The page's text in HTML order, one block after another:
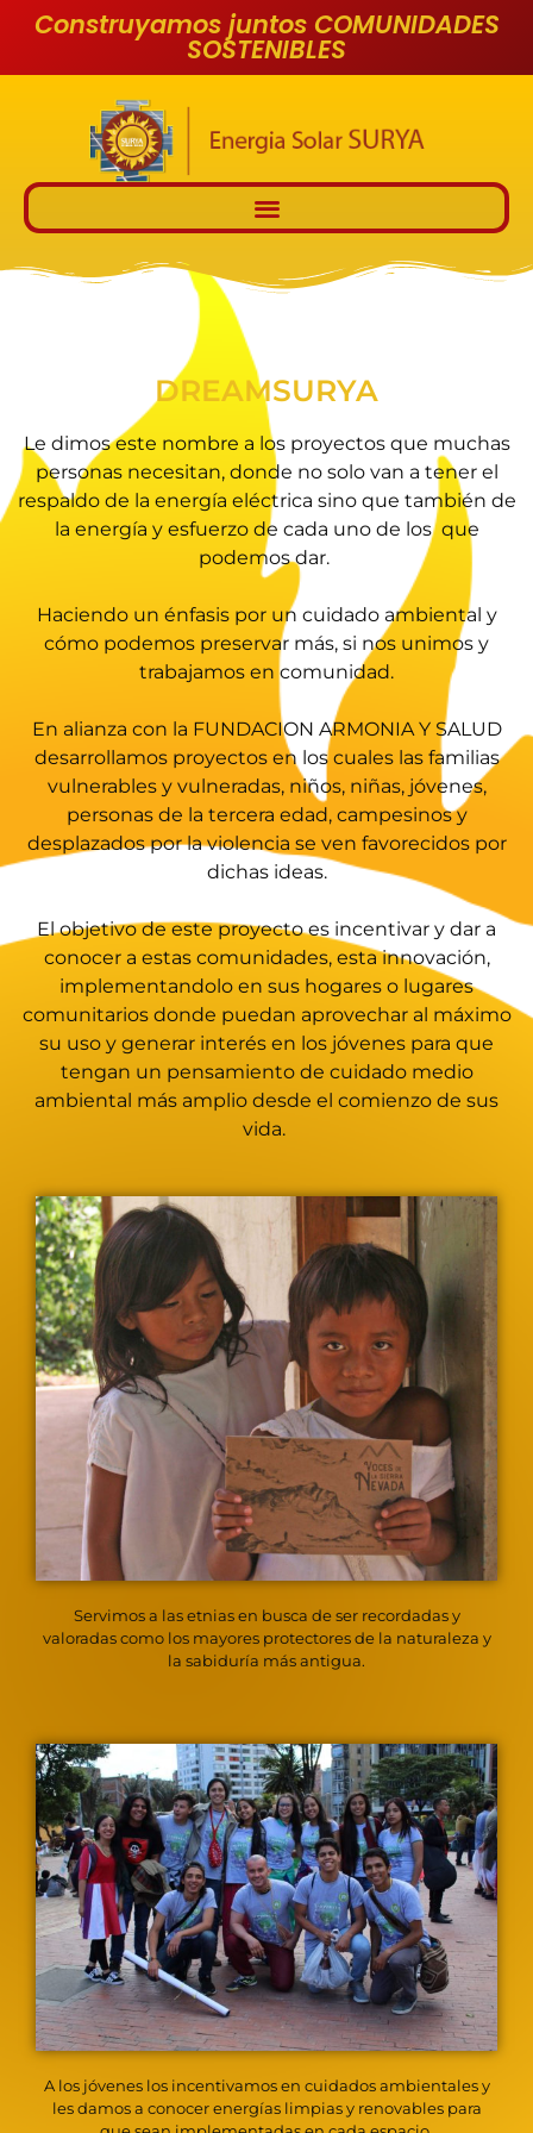
Construyamos juntos COMUNIDADES
SOSTENIBLES
DREAMSURYA
Le dimos este nombre a los proyectos que muchas
personas necesitan, donde no solo van a tener el
respaldo de la energía eléctrica sino que también de
la energía y esfuerzo de cada uno de los que
podemos dar.
Haciendo un énfasis por un cuidado ambiental y
cómo podemos preservar más, si nos unimos y
trabajamos en comunidad.
En alianza con la FUNDACION ARMONIA Y SALUD
desarrollamos proyectos en los cuales las familias
vulnerables y vulneradas, niños, niñas, jóvenes,
personas de la tercera edad, campesinos y
desplazados por la violencia se ven favorecidos por
dichas ideas.
El objetivo de este proyecto es incentivar y dar a
conocer a estas comunidades, esta innovación,
implementandolo en sus hogares o lugares
comunitarios donde puedan aprovechar al máximo
su uso y generar interés en los jóvenes para que
tengan un pensamiento de cuidado medio
ambiental más amplio desde el comienzo de sus
vida.
Servimos a las etnias en busca de ser recordadas y
valoradas como los mayores protectores de la naturaleza y
la sabiduría más antigua.
A los jóvenes los incentivamos en cuidados ambientales y
les damos a conocer energías limpias y renovables para